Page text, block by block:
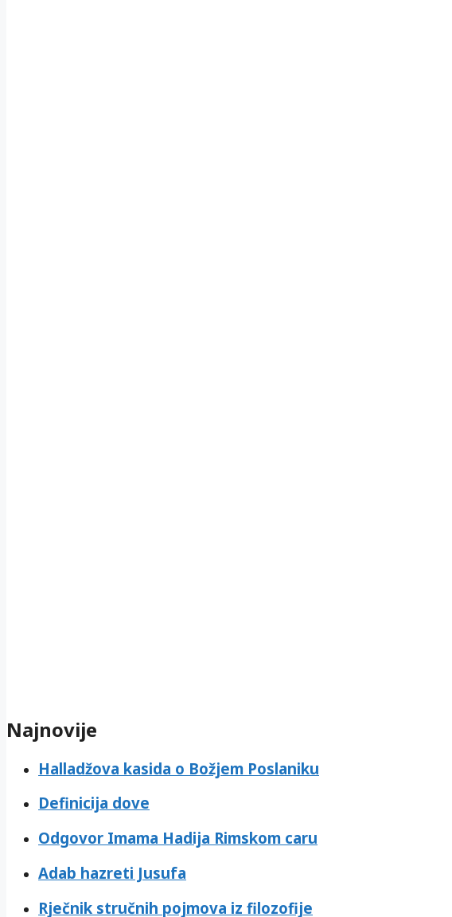
Najnovije
Halladžova kasida o Božjem Poslaniku
Definicija dove
Odgovor Imama Hadija Rimskom caru
Adab hazreti Jusufa
Rječnik stručnih pojmova iz filozofije